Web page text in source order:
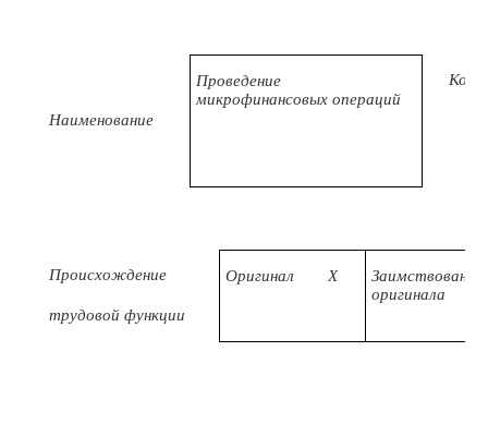
Наименование
Проведение
микрофинансовых операций
Код
Происхождение
трудовой функции
Оригинал X
Заимствовано
оригинала